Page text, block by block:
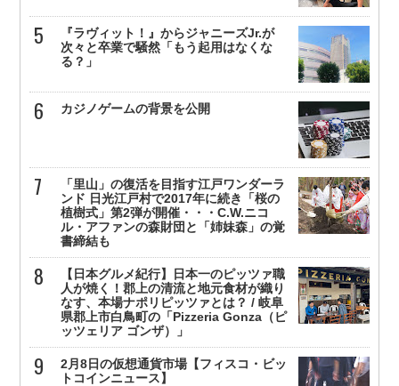
『ラヴィット！』からジャニーズJr.が
次々と卒業で騒然「もう起用はなくな
る？」
カジノゲームの背景を公開
「里山」の復活を目指す江戸ワンダーラ
ンド 日光江戸村で2017年に続き「桜の
植樹式」第2弾が開催・・・C.W.ニコ
ル・アファンの森財団と「姉妹森」の覚
書締結も
【日本グルメ紀行】日本一のピッツァ職
人が焼く！郡上の清流と地元食材が織り
なす、本場ナポリピッツァとは？ / 岐阜
県郡上市白鳥町の「Pizzeria Gonza（ピ
ッツェリア ゴンザ）」
2月8日の仮想通貨市場【フィスコ・ビッ
トコインニュース】